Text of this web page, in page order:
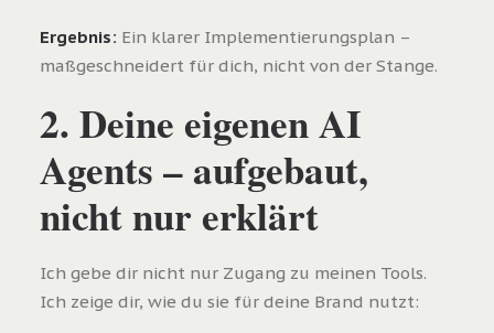
Ergebnis: Ein klarer Implementierungsplan –
maßgeschneidert für dich, nicht von der Stange.
2. Deine eigenen AI
Agents – aufgebaut,
nicht nur erklärt
Ich gebe dir nicht nur Zugang zu meinen Tools.
Ich zeige dir, wie du sie für deine Brand nutzt: